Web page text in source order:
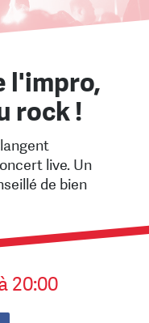
l'impro,
rock !
live. Un
de bien
20:00